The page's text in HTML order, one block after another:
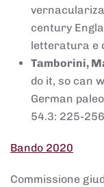
century
letteratura e
Tamborini,
do it, so can
German
54.3: 225-
Bando 2020
Commissione